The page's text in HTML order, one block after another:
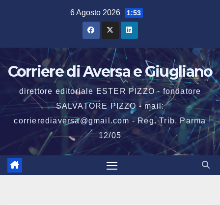
6 Agosto 2026 1:53
Corriere di Aversa e Giugliano
direttore editoriale ESTER PIZZO - fondatore
SALVATORE PIZZO - mail:
corrierediaversa@gmail.com - Reg. Trib. Parma
12/05